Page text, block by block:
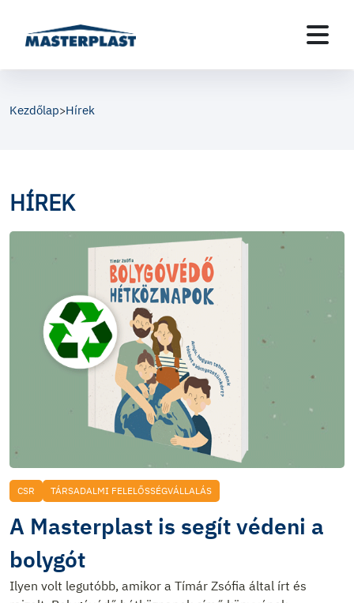
Kezdőlap>Hírek
HÍREK
CSR TÁRSADALMI FELELŐSSÉGVÁLLALÁS
A Masterplast is segít védeni a
bolygót
Ilyen volt legutóbb, amikor a Tímár Zsófia által írt és